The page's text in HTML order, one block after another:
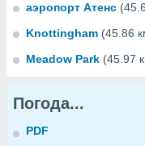
аэропорт Атенс
Knottingham (45.86
Meadow Park (45.97
Погода...
PDF